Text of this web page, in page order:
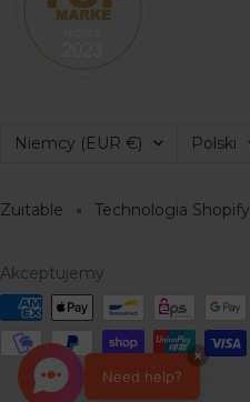
Region/Kraj
Niemcy (EUR €) Język
Polski
Zuitable Technologia Shopify
Akceptujemy
×
Need help?